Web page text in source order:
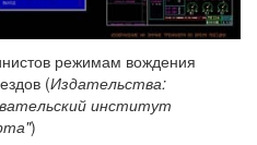
режимам вождения
(Издательства:
институт
)